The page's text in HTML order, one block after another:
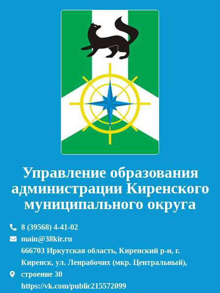
Управление образования
администрации Киренского
муниципального округа
8 (39568) 4-41-02
main@38kir.ru
666703 Иркутская область, Киренский р-н, г.
Киренск, ул. Ленрабочих (мкр. Центральный),
строение 30
https://vk.com/public215572099